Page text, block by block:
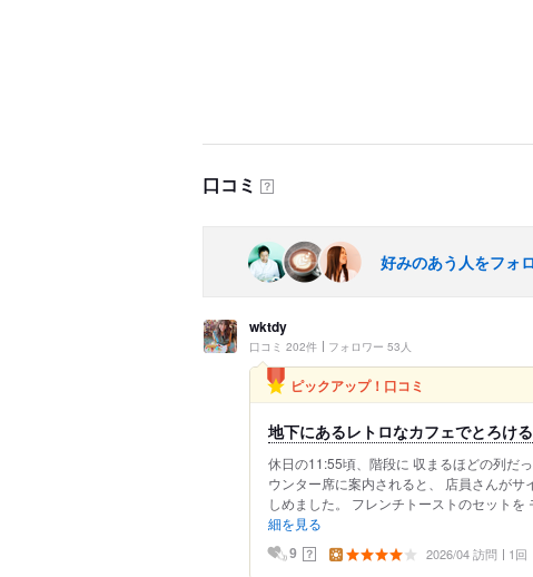
口コミ ？
好みのあう人をフォ
wktdy
口コミ 202件 フォロワー 53人
ピックアップ！口コミ
地下にあるレトロなカフェでとろけ
休日の11:55頃、階段に 収まるほどの列だ
ウンター席に案内されると、 店員さんが
しめました。 フレンチトーストのセット
細を見る
9 ？ 2026/04 訪問 1回